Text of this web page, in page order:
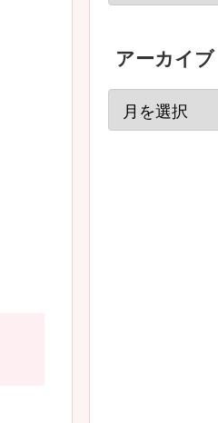
アーカイブ